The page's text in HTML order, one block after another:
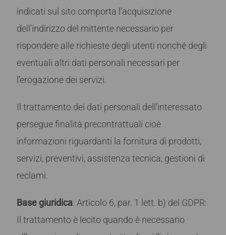
indicati sul sito comporta l’acquisizione
dell’indirizzo del mittente necessario per
rispondere alle richieste degli utenti nonché degli
eventuali altri dati personali necessari per
l’erogazione dei servizi.
Il trattamento dei dati personali dell’interessato
persegue finalità precontrattuali cioè
informazioni riguardanti la fornitura di prodotti,
servizi, preventivi, assistenza tecnica, gestioni di
reclami.
Base giuridica: Articolo 6, par. 1 lett. b) del GDPR:
Il trattamento è lecito quando è necessario